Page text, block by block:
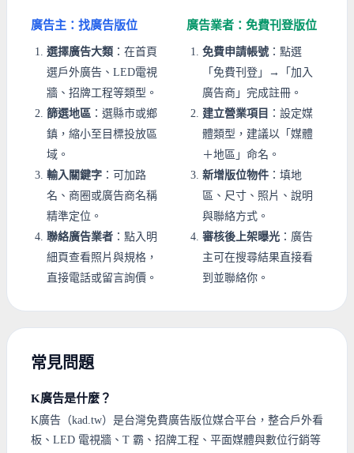
廣告主：找廣告版位
選擇廣告大類 ：在首頁
選戶外廣告、LED電視
牆、招牌工程等類型。
篩選地區 ：選縣市或鄉
鎮，縮小至目標投放區
域。
輸入關鍵字 ：可加路
名、商圈或廣告商名稱
精準定位。
聯絡廣告業者 ：點入明
細頁查看照片與規格，
直接電話或留言詢價。
廣告業者：免費刊登版位
免費申請帳號 ：點選
「免費刊登」→「加入
廣告商」完成註冊。
建立營業項目 ：設定媒
體類型，建議以「媒體
＋地區」命名。
新增版位物件 ：填地
區、尺寸、照片、說明
與聯絡方式。
審核後上架曝光 ：廣告
主可在搜尋結果直接看
到並聯絡你。
常見問題
K廣告是什麼？
K廣告（kad.tw）是台灣免費廣告版位媒合平台，整合戶外看
板、LED 電視牆、T 霸、招牌工程、平面媒體與數位行銷等